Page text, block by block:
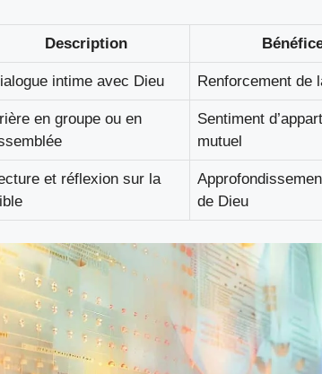
Description
intime avec Dieu Renforcement de
en groupe ou en
Sentiment
mutuel
et réflexion sur la
de Dieu